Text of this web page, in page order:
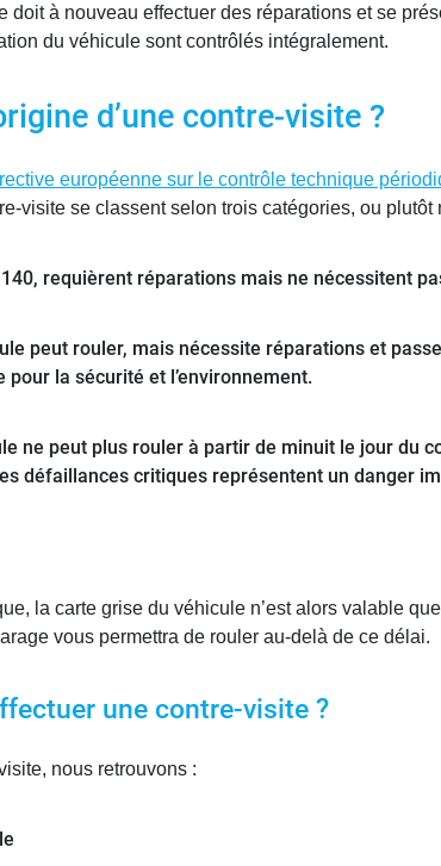
doit à nouveau effectuer des réparations et se
du véhicule sont contrôlés intégralement.
d’une contre-visite ?
européenne sur le contrôle technique
visite se classent selon trois catégories, ou plutôt
requièrent réparations mais ne nécessitent
peut rouler, mais nécessite réparations et passe
la sécurité et l’environnement.
ne peut plus rouler à partir de minuit le jour du
défaillances critiques représentent un danger
la carte grise du véhicule n’est alors valable
vous permettra de rouler au-delà de ce délai.
une contre-visite ?
nous retrouvons :